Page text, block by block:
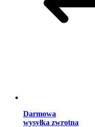
Darmowa
wysyłka zwrotna